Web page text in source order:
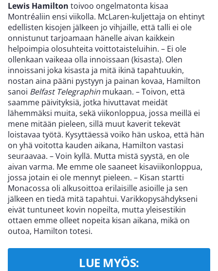
Lewis Hamilton toivoo ongelmatonta kisaa
Montréaliin ensi viikolla. McLaren-kuljettaja on ehtinyt
edellisten kisojen jälkeen jo vihjaille, että talli ei ole
onnistunut tarjoamaan hänelle aivan kaikkein
helpoimpia olosuhteita voittotaisteluihin. – Ei ole
ollenkaan vaikeaa olla innoissaan (kisasta). Olen
innoissani joka kisasta ja mitä ikinä tapahtuukin,
nostan aina pääni pystyyn ja painan kovaa, Hamilton
sanoi Belfast Telegraphin mukaan. – Toivon, että
saamme päivityksiä, jotka hivuttavat meidät
lähemmäksi muita, sekä viikonloppua, jossa meillä ei
mene mitään pieleen, sillä muut kaverit tekevät
loistavaa työtä. Kysyttäessä voiko hän uskoa, että hän
on yhä voitotta kauden aikana, Hamilton vastasi
seuraavaa. – Voin kyllä. Mutta mistä syystä, en ole
aivan varma. Me emme ole saaneet kisaviikonloppua,
jossa jotain ei ole mennyt pieleen. – Kisan startti
Monacossa oli alkusoittoa erilaisille asioille ja sen
jälkeen en tiedä mitä tapahtui. Varikkopysähdykseni
eivät tuntuneet kovin nopeilta, mutta yleisestikin
ottaen emme olleet nopeita kisan aikana, mikä on
outoa, Hamilton totesi.
LUE MYÖS: